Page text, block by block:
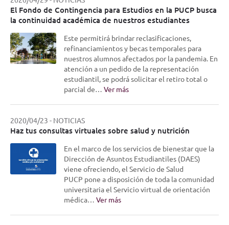
El Fondo de Contingencia para Estudios en la PUCP busca
la continuidad académica de nuestros estudiantes
Este permitirá brindar reclasificaciones,
refinanciamientos y becas temporales para
nuestros alumnos afectados por la pandemia. En
atención a un pedido de la representación
estudiantil, se podrá solicitar el retiro total o
parcial de… Ver más
2020/04/23 - NOTICIAS
Haz tus consultas virtuales sobre salud y nutrición
En el marco de los servicios de bienestar que la
Dirección de Asuntos Estudiantiles (DAES)
viene ofreciendo, el Servicio de Salud
PUCP pone a disposición de toda la comunidad
universitaria el Servicio virtual de orientación
médica… Ver más